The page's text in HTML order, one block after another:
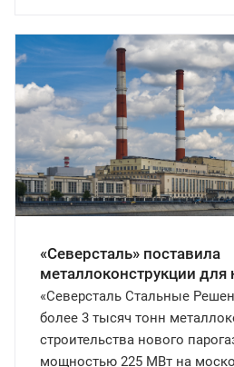
«Северсталь» поставила
металлоконструкции для
энергоблока ТЭЦ-25 в
«Северсталь Стальные
более 3 тысяч тонн
строительства нового
мощностью 225 МВт на